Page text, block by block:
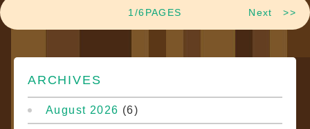
1/6PAGES Next >>
ARCHIVES
August 2026 (6)